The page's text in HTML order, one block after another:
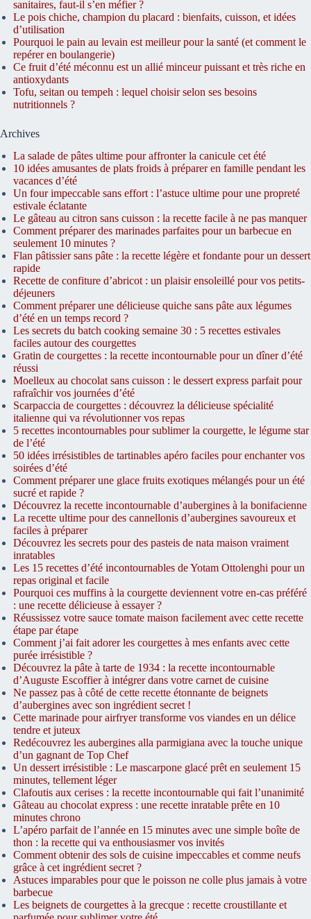
sanitaires, faut-il s’en méfier ?
Le pois chiche, champion du placard : bienfaits, cuisson, et idées
d’utilisation
Pourquoi le pain au levain est meilleur pour la santé (et comment le
repérer en boulangerie)
Ce fruit d’été méconnu est un allié minceur puissant et très riche en
antioxydants
Tofu, seitan ou tempeh : lequel choisir selon ses besoins
nutritionnels ?
Archives
La salade de pâtes ultime pour affronter la canicule cet été
10 idées amusantes de plats froids à préparer en famille pendant les
vacances d’été
Un four impeccable sans effort : l’astuce ultime pour une propreté
estivale éclatante
Le gâteau au citron sans cuisson : la recette facile à ne pas manquer
Comment préparer des marinades parfaites pour un barbecue en
seulement 10 minutes ?
Flan pâtissier sans pâte : la recette légère et fondante pour un dessert
rapide
Recette de confiture d’abricot : un plaisir ensoleillé pour vos petits-
déjeuners
Comment préparer une délicieuse quiche sans pâte aux légumes
d’été en un temps record ?
Les secrets du batch cooking semaine 30 : 5 recettes estivales
faciles autour des courgettes
Gratin de courgettes : la recette incontournable pour un dîner d’été
réussi
Moelleux au chocolat sans cuisson : le dessert express parfait pour
rafraîchir vos journées d’été
Scarpaccia de courgettes : découvrez la délicieuse spécialité
italienne qui va révolutionner vos repas
5 recettes incontournables pour sublimer la courgette, le légume star
de l’été
50 idées irrésistibles de tartinables apéro faciles pour enchanter vos
soirées d’été
Comment préparer une glace fruits exotiques mélangés pour un été
sucré et rapide ?
Découvrez la recette incontournable d’aubergines à la bonifacienne
La recette ultime pour des cannellonis d’aubergines savoureux et
faciles à préparer
Découvrez les secrets pour des pasteis de nata maison vraiment
inratables
Les 15 recettes d’été incontournables de Yotam Ottolenghi pour un
repas original et facile
Pourquoi ces muffins à la courgette deviennent votre en-cas préféré
: une recette délicieuse à essayer ?
Réussissez votre sauce tomate maison facilement avec cette recette
étape par étape
Comment j’ai fait adorer les courgettes à mes enfants avec cette
purée irrésistible ?
Découvrez la pâte à tarte de 1934 : la recette incontournable
d’Auguste Escoffier à intégrer dans votre carnet de cuisine
Ne passez pas à côté de cette recette étonnante de beignets
d’aubergines avec son ingrédient secret !
Cette marinade pour airfryer transforme vos viandes en un délice
tendre et juteux
Redécouvrez les aubergines alla parmigiana avec la touche unique
d’un gagnant de Top Chef
Un dessert irrésistible : Le mascarpone glacé prêt en seulement 15
minutes, tellement léger
Clafoutis aux cerises : la recette incontournable qui fait l’unanimité
Gâteau au chocolat express : une recette inratable prête en 10
minutes chrono
L’apéro parfait de l’année en 15 minutes avec une simple boîte de
thon : la recette qui va enthousiasmer vos invités
Comment obtenir des sols de cuisine impeccables et comme neufs
grâce à cet ingrédient secret ?
Astuces imparables pour que le poisson ne colle plus jamais à votre
barbecue
Les beignets de courgettes à la grecque : recette croustillante et